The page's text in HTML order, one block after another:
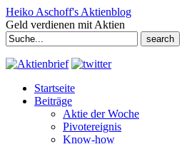
Heiko Aschoff's Aktienblog
Geld verdienen mit Aktien
Search
for:
Startseite
Beiträge
Aktie der Woche
Pivotereignis
Know-how